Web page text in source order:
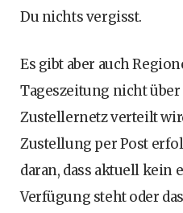
Du nichts vergisst.
Es gibt aber auch
Tageszeitung nicht
Zustellernetz verteilt
Zustellung per Post
daran, dass aktuell kein
Verfügung steht oder